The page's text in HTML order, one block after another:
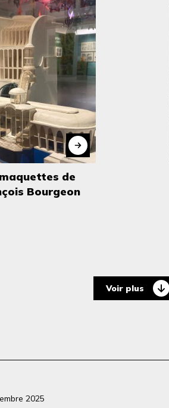
de
Bourgeon
Voir plus
2025